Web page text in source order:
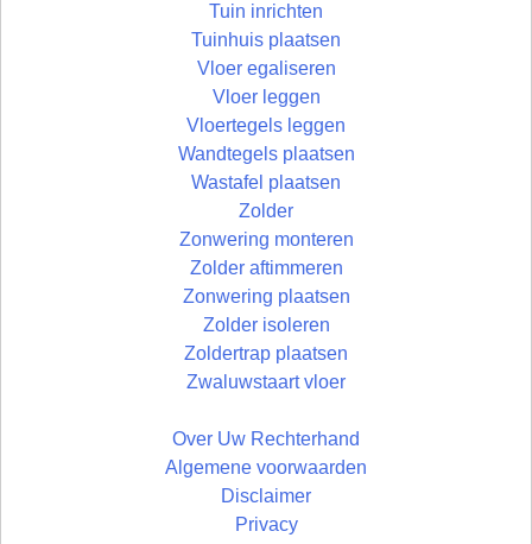
Tuin inrichten
Tuinhuis plaatsen
Vloer egaliseren
Vloer leggen
Vloertegels leggen
Wandtegels plaatsen
Wastafel plaatsen
Zolder
Zonwering monteren
Zolder aftimmeren
Zonwering plaatsen
Zolder isoleren
Zoldertrap plaatsen
Zwaluwstaart vloer
Over Uw Rechterhand
Algemene voorwaarden
Disclaimer
Privacy